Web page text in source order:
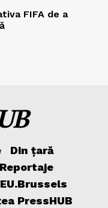
FIFA de a
Din țară
Reportaje
PressHUB